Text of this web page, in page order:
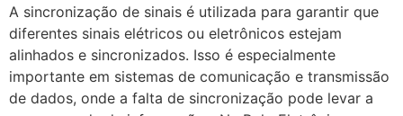
A sincronização de sinais é utilizada para garantir que
diferentes sinais elétricos ou eletrônicos estejam
alinhados e sincronizados. Isso é especialmente
importante em sistemas de comunicação e transmissão
de dados, onde a falta de sincronização pode levar a